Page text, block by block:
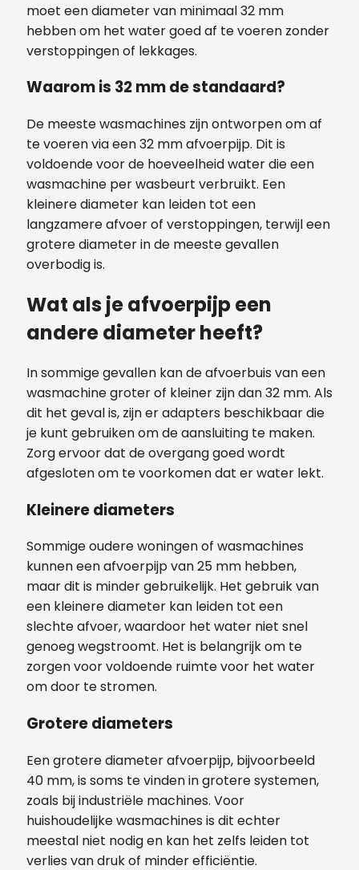
moet een diameter van minimaal 32 mm
hebben om het water goed af te voeren zonder
verstoppingen of lekkages.
Waarom is 32 mm de standaard?
De meeste wasmachines zijn ontworpen om af
te voeren via een 32 mm afvoerpijp. Dit is
voldoende voor de hoeveelheid water die een
wasmachine per wasbeurt verbruikt. Een
kleinere diameter kan leiden tot een
langzamere afvoer of verstoppingen, terwijl een
grotere diameter in de meeste gevallen
overbodig is.
Wat als je afvoerpijp een
andere diameter heeft?
In sommige gevallen kan de afvoerbuis van een
wasmachine groter of kleiner zijn dan 32 mm. Als
dit het geval is, zijn er adapters beschikbaar die
je kunt gebruiken om de aansluiting te maken.
Zorg ervoor dat de overgang goed wordt
afgesloten om te voorkomen dat er water lekt.
Kleinere diameters
Sommige oudere woningen of wasmachines
kunnen een afvoerpijp van 25 mm hebben,
maar dit is minder gebruikelijk. Het gebruik van
een kleinere diameter kan leiden tot een
slechte afvoer, waardoor het water niet snel
genoeg wegstroomt. Het is belangrijk om te
zorgen voor voldoende ruimte voor het water
om door te stromen.
Grotere diameters
Een grotere diameter afvoerpijp, bijvoorbeeld
40 mm, is soms te vinden in grotere systemen,
zoals bij industriële machines. Voor
huishoudelijke wasmachines is dit echter
meestal niet nodig en kan het zelfs leiden tot
verlies van druk of minder efficiëntie.